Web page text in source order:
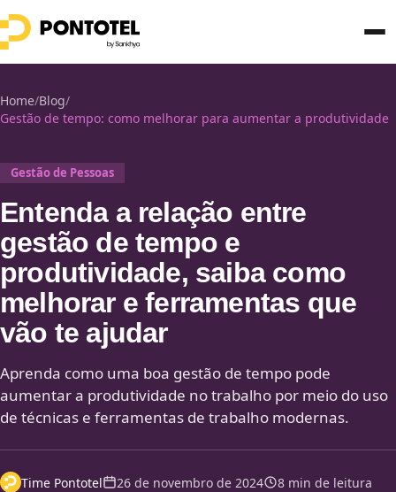
Home/Blog/
Gestão de tempo: como melhorar para aumentar a produtividade
Gestão de Pessoas
Entenda a relação entre
gestão de tempo e
produtividade, saiba como
melhorar e ferramentas que
vão te ajudar
Aprenda como uma boa gestão de tempo pode
aumentar a produtividade no trabalho por meio do uso
de técnicas e ferramentas de trabalho modernas.
Time Pontotel 26 de novembro de 2024 8 min de leitura